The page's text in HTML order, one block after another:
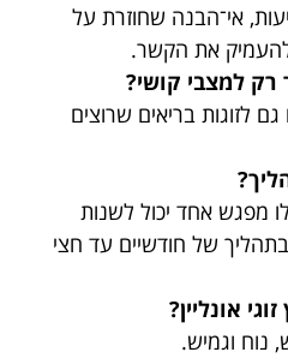
אי־הבנה שחוזרת על
את הקשר.
רק למצבי קושי?
לזוגות בריאים שרוצים
מפגש אחד יכול לשנות
של חודשיים עד חצי
אונליין?
נוח וגמיש.